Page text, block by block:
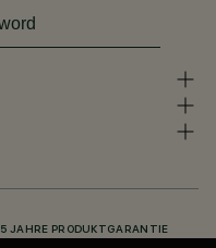
5 JAHRE PRODUKTGARANTIE